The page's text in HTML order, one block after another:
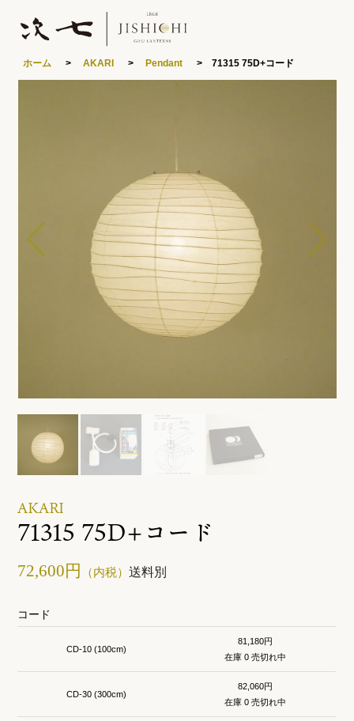
あかりや次七について
ご利用ガイド お問い合わせ
ホーム > AKARI > Pendant > 71315 75D+コード
AKARI
71315 75D+コード
72,600円 （内税）送料別
コード
CD-10 (100cm)
81,180円
在庫 0 売切れ中
CD-30 (300cm)
82,060円
在庫 0 売切れ中